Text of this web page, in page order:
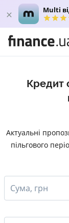
Multi
Кредит
Актуальні
пільгового
Сума, грн